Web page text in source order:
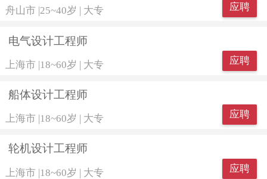
舟山市 25~40岁 大专 应聘
电气设计工程师
上海市 |18~60岁 | 大专 应聘
船体设计工程师
上海市 18~60岁 大专 应聘
轮机设计工程师
上海市 |18~60岁 | 大专 应聘